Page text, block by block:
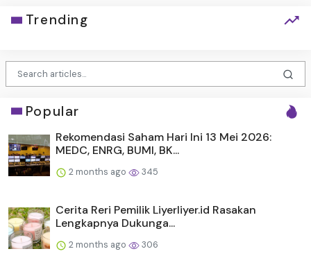
Trending
Popular
Rekomendasi Saham Hari Ini 13 Mei 2026:
MEDC, ENRG, BUMI, BK...
2 months ago 345
Cerita Reri Pemilik Liyerliyer.id Rasakan
Lengkapnya Dukunga...
2 months ago 306